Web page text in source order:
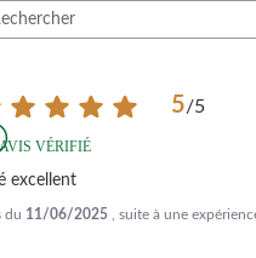
5/5
AVIS VÉRIFIÉ
excellent
du 11/06/2025 , suite à une